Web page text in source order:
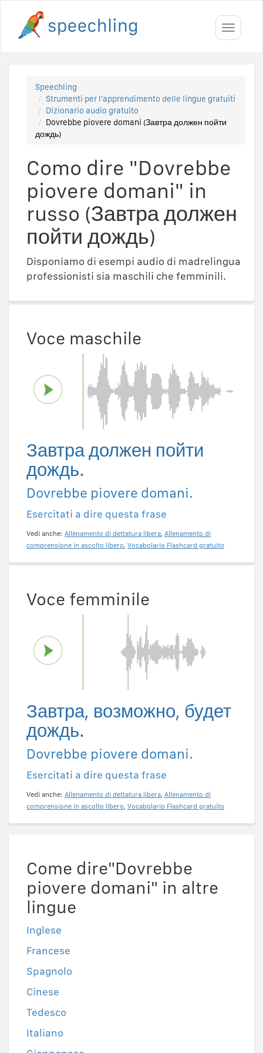
Toggle
Speechling
Strumenti per l'apprendimento delle lingue gratuiti
Dizionario audio gratuito
Dovrebbe piovere domani (Завтра должен пойти
дождь)
Como dire "Dovrebbe
piovere domani" in
russo (Завтра должен
пойти дождь)
Disponiamo di esempi audio di madrelingua
professionisti sia maschili che femminili.
Voce maschile
Завтра должен пойти
дождь.
Dovrebbe piovere domani.
Esercitati a dire questa frase
Vedi anche: Allenamento di dettatura libera, Allenamento di
comprensione in ascolto libero, Vocabolario Flashcard gratuito
Voce femminile
Завтра, возможно, будет
дождь.
Dovrebbe piovere domani.
Esercitati a dire questa frase
Vedi anche: Allenamento di dettatura libera, Allenamento di
comprensione in ascolto libero, Vocabolario Flashcard gratuito
Come dire"Dovrebbe
piovere domani" in altre
lingue
Inglese
Francese
Spagnolo
Cinese
Tedesco
Italiano